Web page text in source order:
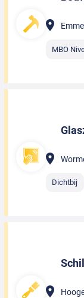
MBO
Dichtbij